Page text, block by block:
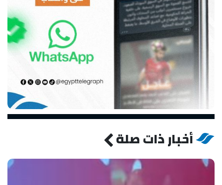
أخبار ذات صلة